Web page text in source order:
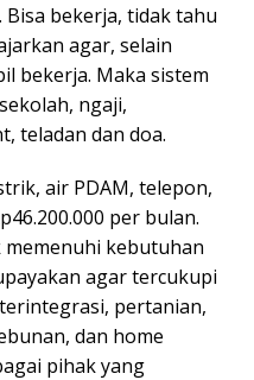
bekerja, tidak tahu
agar, selain
bekerja. Maka sistem
ngaji,
teladan dan doa.
air PDAM, telepon,
per bulan.
memenuhi kebutuhan
agar tercukupi
pertanian,
dan home
pihak yang